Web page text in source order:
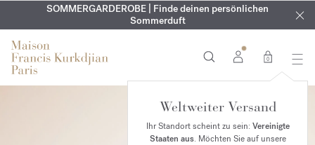
EXKLUSIV | Erhalten Sie OUD velvet moodin Ihrer Bestellung*
KOSTENLOSE GRAVUR | Auf alle Düfte und Körperöle bis zum
9. August
SOMMERGARDEROBE | Finde deinen persönlichen
Sommerduft
0
Weltweiter Versand
Ihr Standort scheint zu sein: Vereinigte
Staaten aus. Möchten Sie auf unsere